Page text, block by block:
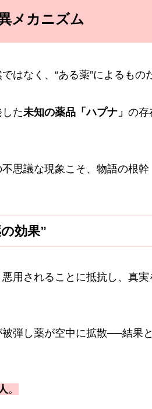
メカニズム
なく、“ある薬”によるもの
た未知の薬品「ハプナ」 の存
思議な現象こそ、物語の根
効果”
用されることに抵抗し、真
弾し薬が空中に拡散──結果
。